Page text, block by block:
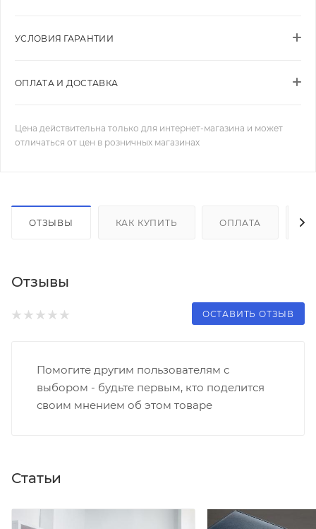
УСЛОВИЯ ГАРАНТИИ
ОПЛАТА И ДОСТАВКА
Цена действительна только для интернет-магазина и может
отличаться от цен в розничных магазинах
ОТЗЫВЫ КАК КУПИТЬ ОПЛАТА
Отзывы
ОСТАВИТЬ ОТЗЫВ
Помогите другим пользователям с
выбором - будьте первым, кто поделится
своим мнением об этом товаре
Статьи